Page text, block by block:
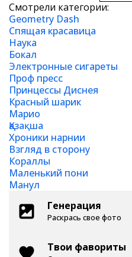
Смотрели категории:
Geometry Dash
Спящая красавица
Наука
Бокал
Электронные сигареты
Проф пресс
Принцессы Диснея
Красный шарик
Марио
Қазақша
Хроники нарнии
Взгляд в сторону
Кораллы
Маленький пони
Манул
Генерация
Раскрась свое фото
Твои фавориты